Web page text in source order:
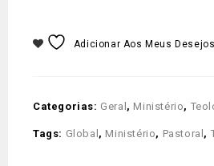
Adicionar Aos Meus Desejos
Categorias: Geral , Ministério,
Tags: Global , Ministério, Pastoral ,